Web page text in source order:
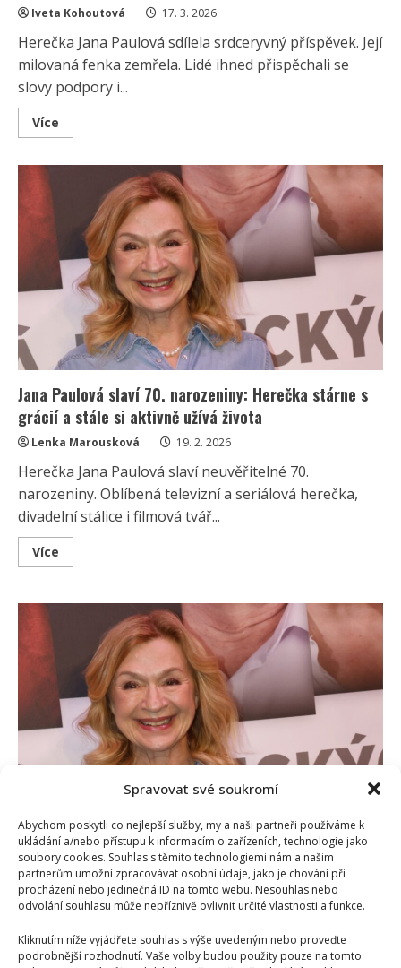
Spravovat své soukromí
Abychom poskytli co nejlepší služby, my a naši partneři používáme k
ukládání a/nebo přístupu k informacím o zařízeních, technologie jako
soubory cookies. Souhlas s těmito technologiemi nám a našim
partnerům umožní zpracovávat osobní údaje, jako je chování při
procházení nebo jedinečná ID na tomto webu. Nesouhlas nebo
odvolání souhlasu může nepříznivě ovlivnit určité vlastnosti a funkce.
Kliknutím níže vyjádřete souhlas s výše uvedeným nebo proveďte
podrobnější rozhodnutí. Vaše volby budou použity pouze na tomto
Iveta Kohoutová 17. 3. 2026
Herečka Jana Paulová sdílela srdceryvný příspěvek. Její
milovaná fenka zemřela. Lidé ihned přispěchali se
slovy podpory i...
Více
more
bolestivou
ztrátu:
„Dvanáct
jsme
jedna
druhou
zahrnovaly
láskou“
Jana Paulová slaví 70. narozeniny: Herečka stárne s
grácií a stále si aktivně užívá života
Lenka Marousková 19. 2. 2026
Herečka Jana Paulová slaví neuvěřitelné 70.
narozeniny. Oblíbená televizní a seriálová herečka,
divadelní stálice i filmová tvář...
Více
more
Paulová
narozeniny:
Herečka
stárne
grácií
a
stále
si
aktivně
užívá
života
Jana Paulová i v 70 letech září díky novému účesu. U
fanoušků sklízí samou chválu a obdiv
Richard Touš 14. 9. 2025
Jana Paulová předvedla svůj nový účes. Je to
neuvěřitelná kočka, podívejte se, jak jí to sekne v...